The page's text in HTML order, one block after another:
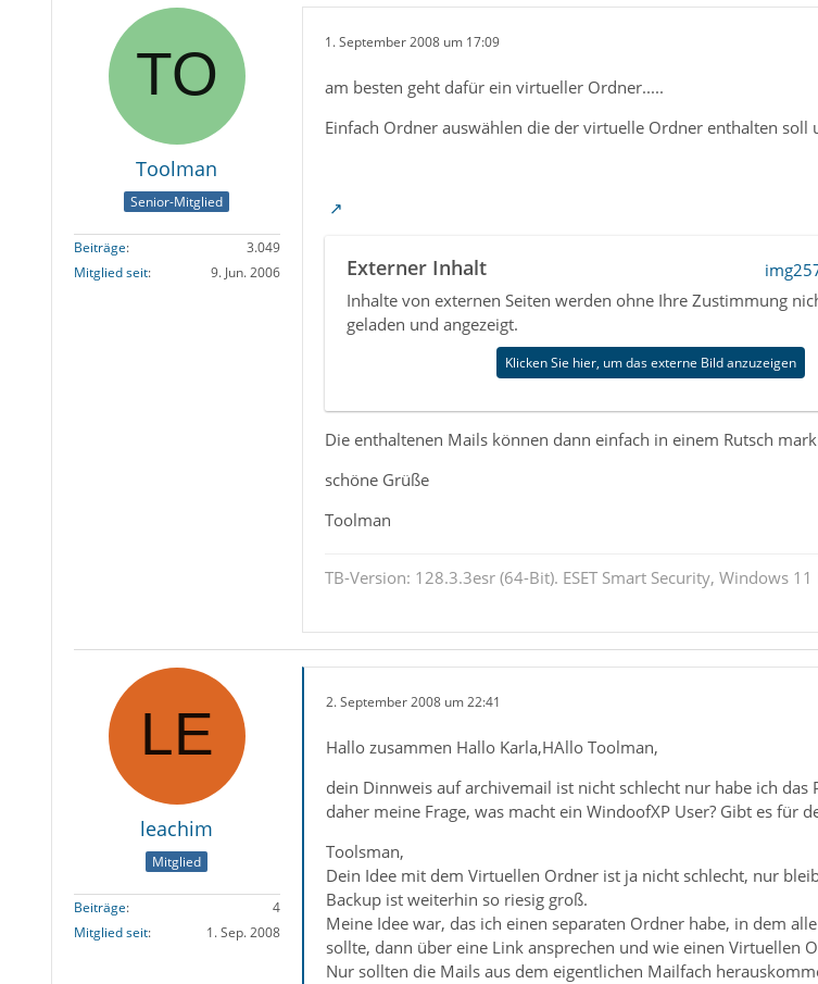
Toolman
Senior-Mitglied
Beiträge
3.049
Mitglied seit
9. Jun. 2006
1. September 2008 um 17:09
am besten geht dafür ein virtueller Ordner.....
Einfach Ordner auswählen die der virtuelle Ordner enthalten soll
Externer Inhalt
Inhalte von externen Seiten werden ohne Ihre Zustimmung
geladen und angezeigt.
Klicken Sie hier, um das externe Bild anzuzeigen
Die enthaltenen Mails können dann einfach in einem Rutsch
schöne Grüße
Toolman
TB-Version: 128.3.3esr (64-Bit). ESET Smart Security, Windows 11
leachim
Mitglied
Beiträge
4
Mitglied seit
1. Sep. 2008
2. September 2008 um 22:41
Hallo zusammen Hallo Karla,HAllo Toolman,
dein Dinnweis auf archivemail ist nicht schlecht nur habe ich
daher meine Frage, was macht ein WindoofXP User? Gibt es für
Toolsman,
Dein Idee mit dem Virtuellen Ordner ist ja nicht schlecht, nur
Backup ist weiterhin so riesig groß.
Meine Idee war, das ich einen separaten Ordner habe, in dem
sollte, dann über eine Link ansprechen und wie einen Virtuellen
Nur sollten die Mails aus dem eigentlichen Mailfach